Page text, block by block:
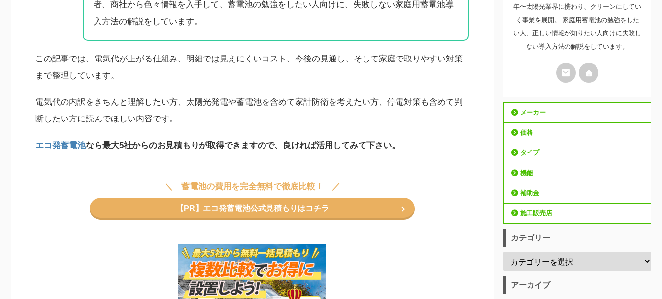
者、商社から色々情報を入手して、蓄電池の勉強をしたい人向けに、失敗しない家庭用蓄電池導
入方法の解説をしています。
この記事では、電気代が上がる仕組み、明細では見えにくいコスト、今後の見通し、そして家庭で取りやすい対策
まで整理しています。
電気代の内訳をきちんと理解したい方、太陽光発電や蓄電池を含めて家計防衛を考えたい方、停電対策も含めて判
断したい方に読んでほしい内容です。
エコ発蓄電池なら最大5社からのお見積もりが取得できますので、良ければ活用してみて下さい。
蓄電池の費用を完全無料で徹底比較！
【PR】エコ発蓄電池公式見積もりはコチラ
年〜太陽光業界に携わり、クリーンにしてい
く事業を展開。 家庭用蓄電池の勉強をした
い人、正しい情報が知りたい人向けに失敗し
ない導入方法の解説をしています。
メーカー
価格
タイプ
機能
補助金
施工販売店
カテゴリー
アーカイブ